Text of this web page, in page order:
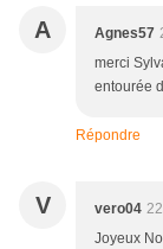
A Agnes57
merci
entourée
Répondre
V vero04
Joyeux